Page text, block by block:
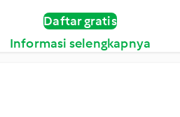
Daftar gratis
Informasi selengkapnya